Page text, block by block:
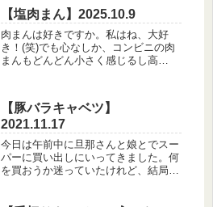
【塩肉まん】2025.10.9
肉まんは好きですか。私はね、大好
き！(笑)でも心なしか、コンビニの肉
まんもどんどん小さく感じるし高
どチャレンジしてみました。1回目は
フライパンでやったけど、肉まんの底
が焦...
【豚バラキャベツ】
2021.11.17
今日は午前中に旦那さんと娘とでスー
パーに買い出しにいってきました。何
を買おうか迷っていたけれど、結局ひ